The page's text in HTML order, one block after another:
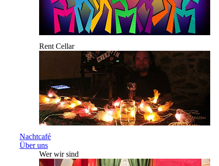
Rent Cellar
Nachtcafé
Über uns
Wer wir sind